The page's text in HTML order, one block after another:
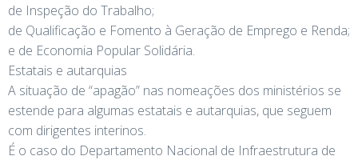
de Inspeção do Trabalho;
de Qualificação e Fomento à Geração de Emprego e Renda;
e de Economia Popular Solidária.
Estatais e autarquias
A situação de “apagão” nas nomeações dos ministérios se
estende para algumas estatais e autarquias, que seguem
com dirigentes interinos.
É o caso do Departamento Nacional de Infraestrutura de